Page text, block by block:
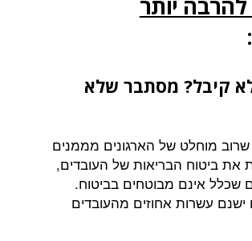
יותר
:
קיבל? מסתבר שלא
מוחלט של הארגונים מממנים
את ביטוח הבריאות של העובדים,
שכלל אינם מבוטחים בביטוח.
ישנם עשרות אחוזים מהעובדים